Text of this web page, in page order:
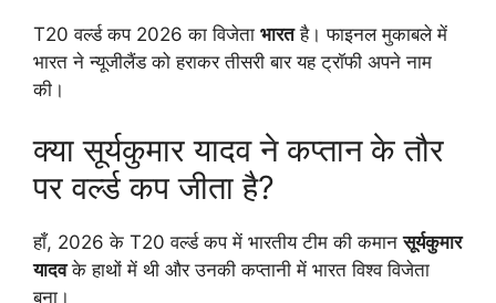
T20 वर्ल्ड कप 2026 का विजेता भारतहै। फाइनल मुकाबले में
भारत ने न्यूजीलैंड को हराकर तीसरी बार यह ट्रॉफी अपने नाम
की।
क्या सूर्यकुमार यादव ने कप्तान के तौर
पर वर्ल्ड कप जीता है?
हाँ, 2026 के T20 वर्ल्ड कप में भारतीय टीम की कमानसूर्यकुमार
यादवके हाथों में थी और उनकी कप्तानी में भारत विश्व विजेता
बना।